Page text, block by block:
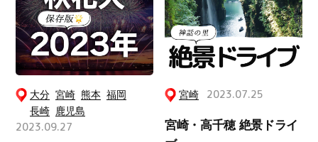
大分 宮崎 熊本 福岡
長崎 鹿児島
2023.09.27
宮崎 2023.07.25
宮崎・高千穂 絶景ドライ